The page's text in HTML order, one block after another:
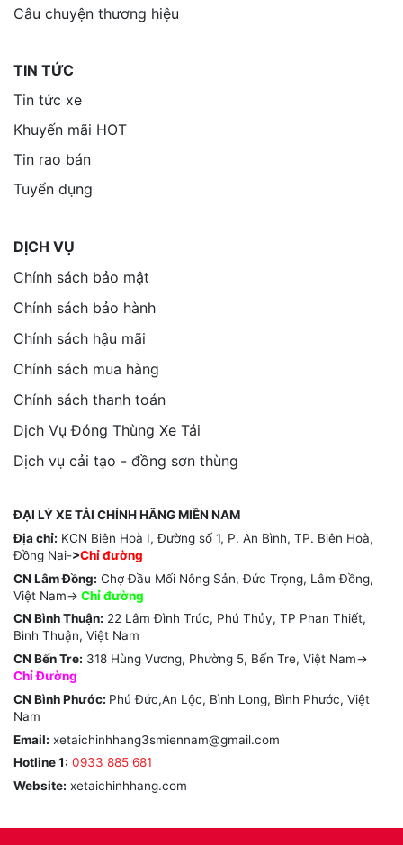
Câu chuyện thương hiệu
TIN TỨC
Tin tức xe
Khuyến mãi HOT
Tin rao bán
Tuyển dụng
DỊCH VỤ
Chính sách bảo mật
Chính sách bảo hành
Chính sách hậu mãi
Chính sách mua hàng
Chính sách thanh toán
Dịch Vụ Đóng Thùng Xe Tải
Dịch vụ cải tạo - đồng sơn thùng
ĐẠI LÝ XE TẢI CHÍNH HÃNG MIỀN NAM
Địa chỉ: KCN Biên Hoà I, Đường số 1, P. An Bình, TP. Biên Hoà,
Đồng Nai->Chỉ đường
CN Lâm Đồng: Chợ Đầu Mối Nông Sản, Đức Trọng, Lâm Đồng,
Việt Nam-> Chỉđường
CN Bình Thuận: 22 Lâm Đình Trúc, Phú Thủy, TP Phan Thiết,
Bình Thuận, Việt Nam
CN Bến Tre: 318 Hùng Vương, Phường 5, Bến Tre, Việt Nam->
Chỉ Đường
CN Bình Phước: Phú Đức,An Lộc, Bình Long, Bình Phước, Việt
Nam
Email: xetaichinhhang3smiennam@gmail.com
Hotline 1: 0933 885 681
Website: xetaichinhhang.com